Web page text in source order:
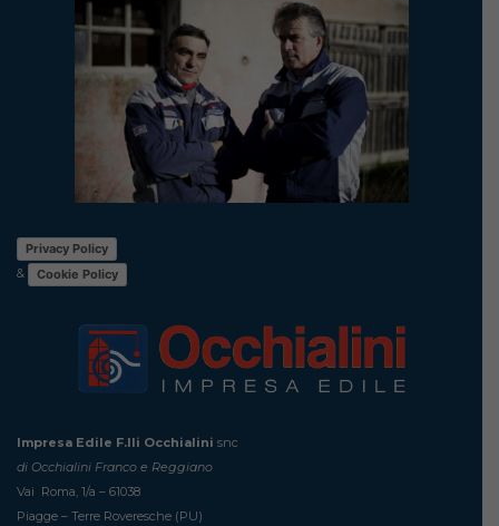
Privacy Policy
&
Cookie Policy
Impresa Edile F.lli Occhialini snc
di Occhialini Franco e Reggiano
Vai Roma, 1/a – 61038
Piagge – Terre Roveresche (PU)